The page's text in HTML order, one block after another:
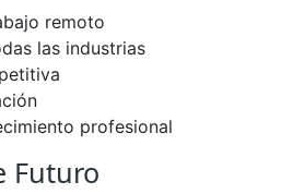
remoto
las industrias
profesional
Futuro